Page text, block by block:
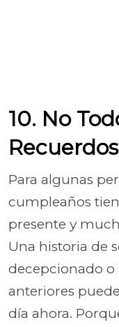
10. No
Para algunas
cumpleaños
presente y
Una historia de
decepcionado
anteriores
día ahora.